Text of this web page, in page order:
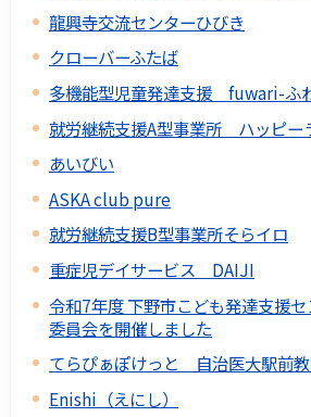
龍興寺交流センターひびき
クローバーふたば
多機能型児童発達支援 fuwari-ふ
就労継続支援A型事業所 ハッピー
あいびい
ASKA club pure
就労継続支援B型事業所そらイロ
重症児デイサービス DAIJI
令和7年度 下野市こども発達支援
委員会を開催しました
てらぴぁぽけっと 自治医大駅前
Enishi（えにし）